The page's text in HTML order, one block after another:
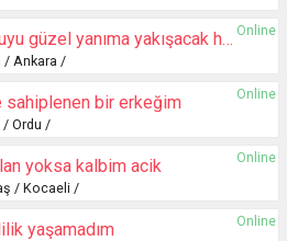
Online
İyi kalpli huyu güzel yanıma yakışacak hanım arıyorum
/ Ankara /
Online
sahiplenen bir erkeğim
/ Ordu /
Online
yoksa kalbim acik
/ Kocaeli /
Online
yaşamadım